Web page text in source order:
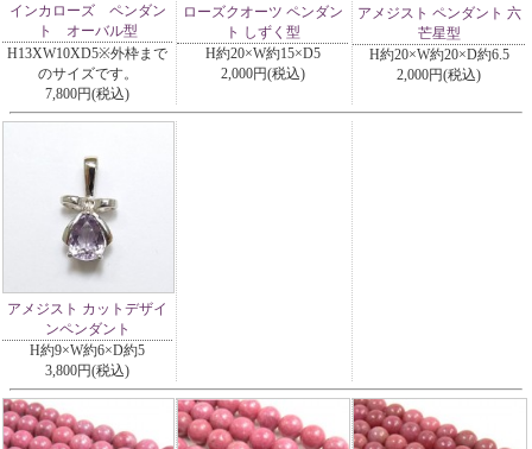
インカローズ ペンダン
ト オーバル型
H13XW10XD5※外枠まで
のサイズです。
7,800円(税込)
ローズクオーツ ペンダン
ト しずく型
H約20×W約15×D5
2,000円(税込)
アメジスト ペンダント 六
芒星型
H約20×W約20×D約6.5
2,000円(税込)
アメジスト カットデザイ
ンペンダント
H約9×W約6×D約5
3,800円(税込)